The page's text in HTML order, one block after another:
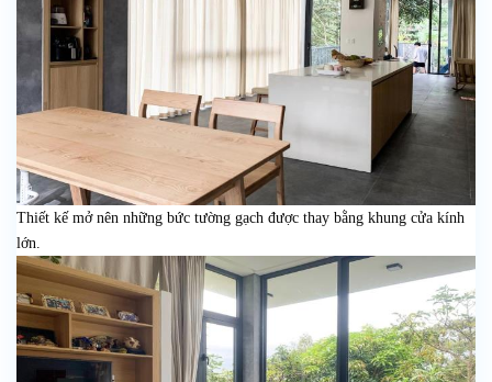
Thiết kế mở nên những bức tường gạch được thay bằng khung cửa kính
lớn.